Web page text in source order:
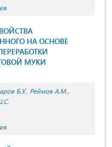
НА ОСНОВЕ
МУКИ
Б.У. Реймов А.М.